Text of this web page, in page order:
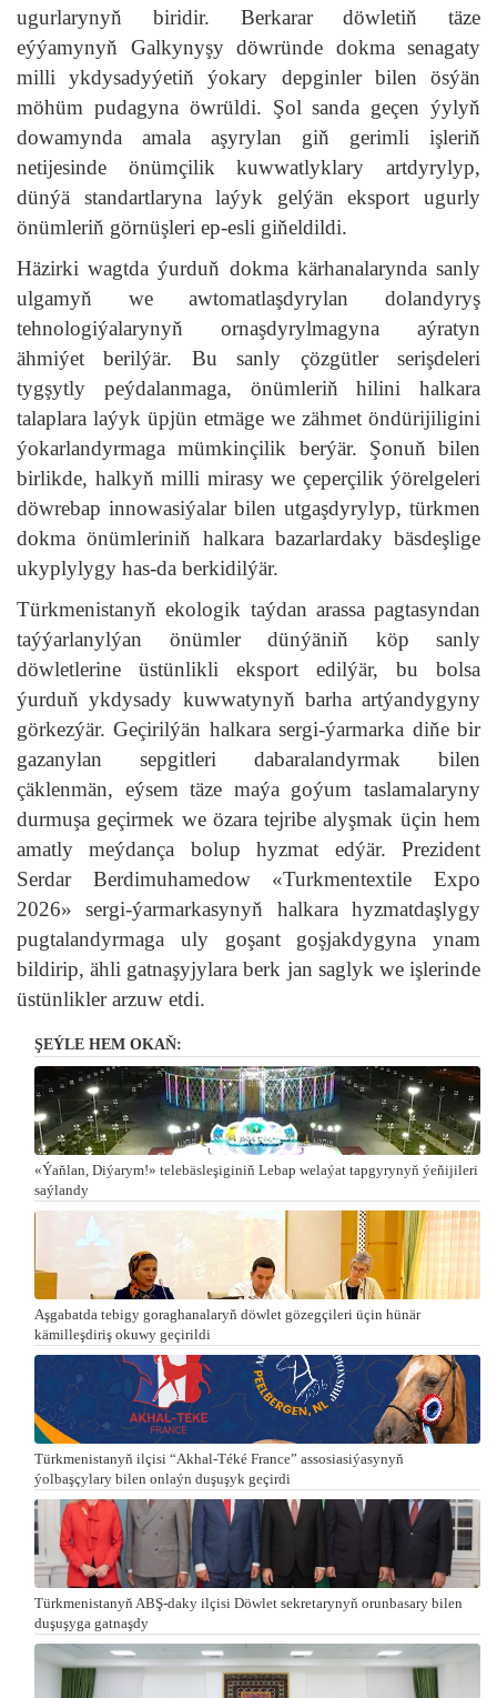
ugurlarynyň biridir. Berkarar döwletiň täze
eýýamynyň Galkynyşy döwründe dokma senagaty
milli ykdysadyýetiň ýokary depginler bilen ösýän
möhüm pudagyna öwrüldi. Şol sanda geçen ýylyň
dowamynda amala aşyrylan giň gerimli işleriň
netijesinde önümçilik kuwwatlyklary artdyrylyp,
dünýä standartlaryna laýyk gelýän eksport ugurly
önümleriň görnüşleri ep-esli giňeldildi.
Häzirki wagtda ýurduň dokma kärhanalarynda sanly
ulgamyň we awtomatlaşdyrylan dolandyryş
tehnologiýalarynyň ornaşdyrylmagyna aýratyn
ähmiýet berilýär. Bu sanly çözgütler serişdeleri
tygşytly peýdalanmaga, önümleriň hilini halkara
talaplara laýyk üpjün etmäge we zähmet öndürijiligini
ýokarlandyrmaga mümkinçilik berýär. Şonuň bilen
birlikde, halkyň milli mirasy we çeperçilik ýörelgeleri
döwrebap innowasiýalar bilen utgaşdyrylyp, türkmen
dokma önümleriniň halkara bazarlardaky bäsdeşlige
ukyplylygy has-da berkidilýär.
Türkmenistanyň ekologik taýdan arassa pagtasyndan
taýýarlanylýan önümler dünýäniň köp sanly
döwletlerine üstünlikli eksport edilýär, bu bolsa
ýurduň ykdysady kuwwatynyň barha artýandygyny
görkezýär. Geçirilýän halkara sergi-ýarmarka diňe bir
gazanylan sepgitleri dabaralandyrmak bilen
çäklenmän, eýsem täze maýa goýum taslamalaryny
durmuşa geçirmek we özara tejribe alyşmak üçin hem
amatly meýdança bolup hyzmat edýär. Prezident
Serdar Berdimuhamedow «Turkmentextile Expo
2026» sergi-ýarmarkasynyň halkara hyzmatdaşlygy
pugtalandyrmaga uly goşant goşjakdygyna ynam
bildirip, ähli gatnaşyjylara berk jan saglyk we işlerinde
üstünlikler arzuw etdi.
ŞEÝLE HEM OKAŇ:
«Ýaňlan, Diýarym!» telebäsleşiginiň Lebap welaýat tapgyrynyň ýeňijileri
saýlandy
Aşgabatda tebigy goraghanalaryň döwlet gözegçileri üçin hünär
kämilleşdiriş okuwy geçirildi
Türkmenistanyň ilçisi “Akhal-Téké France” assosiasiýasynyň
ýolbaşçylary bilen onlaýn duşuşyk geçirdi
Türkmenistanyň ABŞ-daky ilçisi Döwlet sekretarynyň orunbasary bilen
duşuşyga gatnaşdy